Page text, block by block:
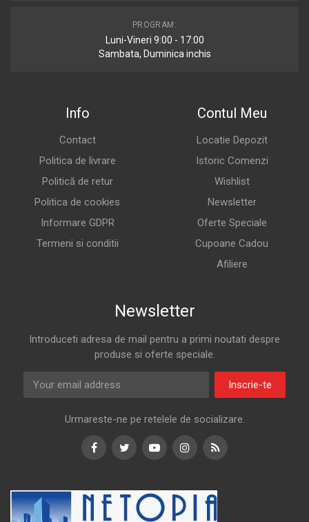
PROGRAM:
Luni-Vineri 9:00 - 17:00
Sambata, Duminica inchis
Info
Contact
Politica de livrare
Politică de retur
Politica de cookies
Informare GDPR
Termeni si conditii
Contul Meu
Locatie Depozit
Istoric Comenzi
Wishlist
Newsletter
Oferte Speciale
Cupoane Cadou
Afiliere
Newsletter
Introduceti adresa de mail pentru a primi noutati despre
produse si oferte speciale.
Inscrie-te
Urmareste-ne pe retelele de socializare.
FacebookTwitterYoutubeInstagram
RSS